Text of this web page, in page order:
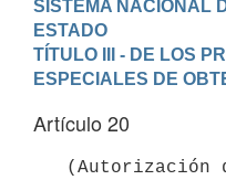
SISTEMA NACIONAL
ESTADO
TÍTULO III - DE LOS
ESPECIALES DE
Artículo 20